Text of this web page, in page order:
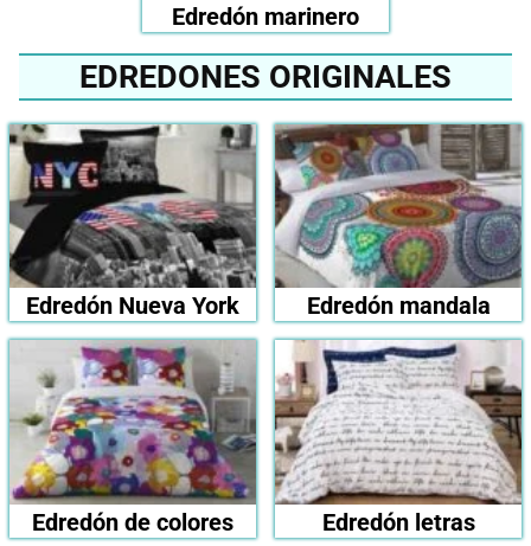
Edredón marinero
EDREDONES ORIGINALES
Edredón Nueva York Edredón mandala
Edredón de colores Edredón letras